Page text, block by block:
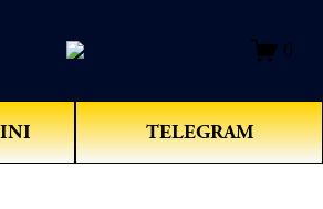
0
TELEGRAM